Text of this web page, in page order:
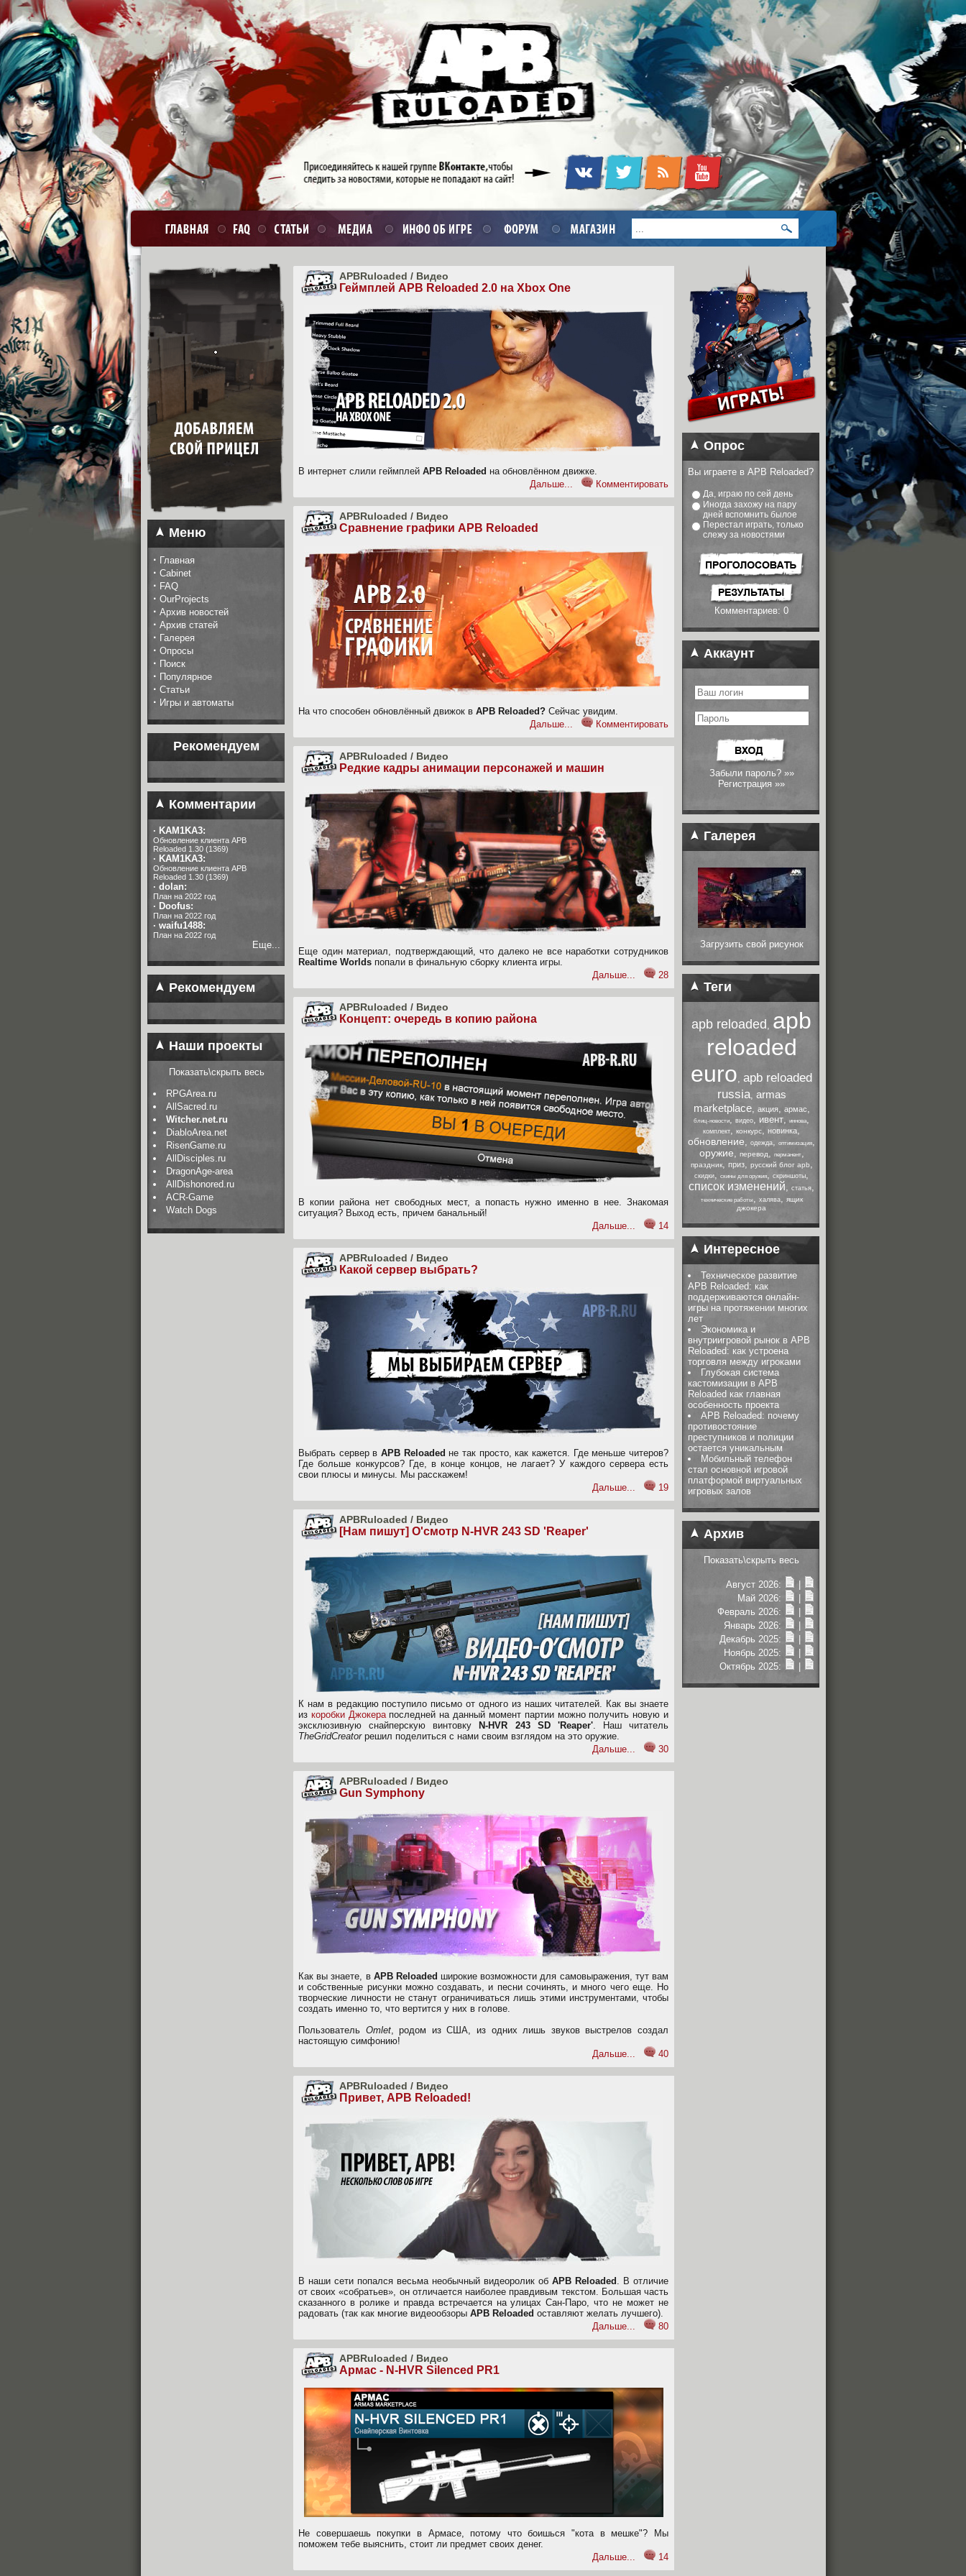
Меню
· Главная
· Cabinet
· FAQ
· OurProjects
· Архив новостей
· Архив статей
· Галерея
· Опросы
· Поиск
· Популярное
· Статьи
· Игры и автоматы
Рекомендуем
Комментарии
· KAM1KA3:
Обновление клиента APB
Reloaded 1.30 (1369)
· KAM1KA3:
Обновление клиента APB
Reloaded 1.30 (1369)
· dolan:
План на 2022 год
· Doofus:
План на 2022 год
· waifu1488:
План на 2022 год
Еще...
Рекомендуем
Наши проекты
Показать\скрыть весь
RPGArea.ru
AllSacred.ru
Witcher.net.ru
DiabloArea.net
RisenGame.ru
AllDisciples.ru
DragonAge-area
AllDishonored.ru
ACR-Game
Watch Dogs
APBRuloaded / Видео
Геймплей APB Reloaded 2.0 на Xbox One
В интернет слили геймплей APB Reloaded на обновлённом движке.
Дальше...
Комментировать
APBRuloaded / Видео
Сравнение графики APB Reloaded
На что способен обновлённый движок в APB Reloaded? Сейчас увидим.
Дальше...
Комментировать
APBRuloaded / Видео
Редкие кадры анимации персонажей и машин
Еще один материал, подтверждающий, что далеко не все наработки сотрудников
Realtime Worlds попали в финальную сборку клиента игры.
Дальше...
28
APBRuloaded / Видео
Концепт: очередь в копию района
В копии района нет свободных мест, а попасть нужно именно в нее. Знакомая
ситуация? Выход есть, причем банальный!
Дальше...
14
APBRuloaded / Видео
Какой сервер выбрать?
Выбрать сервер в APB Reloaded не так просто, как кажется. Где меньше читеров?
Где больше конкурсов? Где, в конце концов, не лагает? У каждого сервера есть
свои плюсы и минусы. Мы расскажем!
Дальше...
19
APBRuloaded / Видео
[Нам пишут] О'смотр N-HVR 243 SD 'Reaper'
К нам в редакцию поступило письмо от одного из наших читателей. Как вы знаете
из коробки Джокерапоследней на данный момент партии можно получить новую и
эксклюзивную снайперскую винтовку
N-HVR 243 SD 'Reaper'. Наш читатель
TheGridCreatorрешил поделиться с нами своим взглядом на это оружие.
Дальше...
30
APBRuloaded / Видео
Gun Symphony
Как вы знаете, в APB Reloaded широкие возможности для самовыражения, тут вам
и собственные рисунки можно создавать, и песни сочинять, и много чего еще. Но
творческие личности не станут ограничиваться лишь этими инструментами, чтобы
создать именно то, что вертится у них в голове.
Пользователь Omlet, родом из США, из одних лишь звуков выстрелов создал
настоящую симфонию!
Дальше...
40
APBRuloaded / Видео
Привет, APB Reloaded!
В наши сети попался весьма необычный видеоролик об APB Reloaded . В отличие
от своих «собратьев», он отличается наиболее правдивым текстом. Большая часть
сказанного в ролике и правда встречается на улицах Сан-Паро, что не может не
радовать (так как многие видеообзоры APB Reloaded оставляют желать лучшего).
Дальше...
80
APBRuloaded / Видео
Армас - N-HVR Silenced PR1
Не совершаешь покупки в Армасе, потому что боишься "кота в мешке"? Мы
поможем тебе выяснить, стоит ли предмет своих денег.
Дальше...
14
Опрос
Вы играете в APB Reloaded?
Да, играю по сей день
Иногда захожу на пару
дней вспомнить былое
Перестал играть, только
слежу за новостями
Комментариев: 0
Аккаунт
Забыли пароль? »»
Регистрация »»
Галерея
Загрузить свой рисунок
Теги
apb reloaded , apb
reloaded
euro, apb reloaded
russia, armas
marketplace, акция, армас,
блиц-новости, видео, ивент, иннова,
комплект, конкурс, новинка,
обновление, одежда, оптимизация,
оружие, перевод, перманент,
праздник, приз, русский блог apb,
скидки, скины для оружия, скриншоты,
список изменений, статья,
технические работы, халява, ящик
джокера
Интересное
Техническое развитие
APB Reloaded: как
поддерживаются онлайн-
игры на протяжении многих
лет
Экономика и
внутриигровой рынок в APB
Reloaded: как устроена
торговля между игроками
Глубокая система
кастомизации в APB
Reloaded как главная
особенность проекта
APB Reloaded: почему
противостояние
преступников и полиции
остается уникальным
Мобильный телефон
стал основной игровой
платформой виртуальных
игровых залов
Архив
Показать\скрыть весь
Август 2026:
Май 2026:
Февраль 2026:
Январь 2026:
Декабрь 2025:
Ноябрь 2025:
Октябрь 2025: